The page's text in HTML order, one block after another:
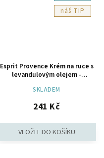
TIP
Esprit Provence Krém na ruce s
levandulovým olejem -
SKLADEM
241 Kč